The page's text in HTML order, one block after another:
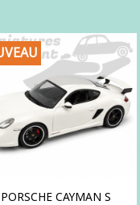
PORSCHE CAYMAN S